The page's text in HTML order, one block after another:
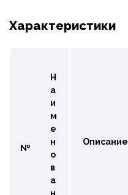
Характеристики
№
Н
а
и
м
е
н
о
в
а
Описание